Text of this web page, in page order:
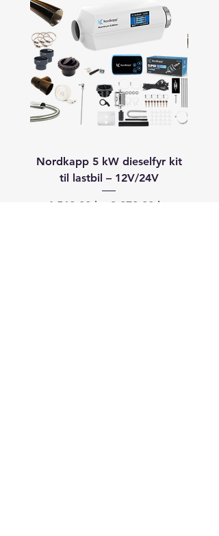
Nordkapp 5 kW dieselfyr kit
til lastbil – 12V/24V
Regulær pris
4.568,00 kr. Salgspris
3.870,00 kr.